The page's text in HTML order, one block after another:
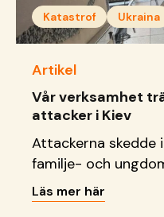
Katastrof Ukraina
Artikel
Vår verksamhet
attacker i Kiev
Attackerna skedde
familje- och
tar emot barn, unga
Läs mer här